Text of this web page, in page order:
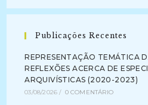
Publicações Recentes
REPRESENTAÇÃO TEMÁTICA
REFLEXÕES ACERCA DE
ARQUIVÍSTICAS (2020-2023)
03/08/2026 / 0 COMENTÁRIO